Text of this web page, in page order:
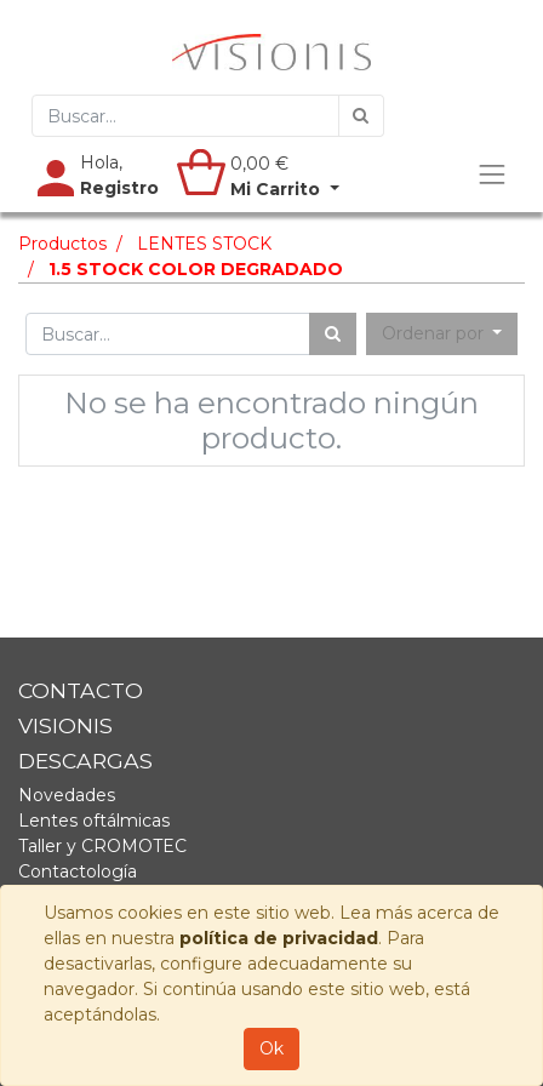
Usamos cookies en este sitio web. Lea más acerca de
ellas en nuestra política de privacidad. Para
desactivarlas, configure adecuadamente su
navegador. Si continúa usando este sitio web, está
aceptándolas.
Ok
Hola,
Registro
0,00 €
Mi Carrito
Productos
LENTES STOCK
1.5 STOCK COLOR DEGRADADO
Ordenar por
No se ha encontrado ningún
producto.
CONTACTO
VISIONIS
DESCARGAS
Novedades
Lentes oftálmicas
Taller y CROMOTEC
Contactología
Fornitura
Audiología
SÍGUENOS
Visionis Distribución S.L.
Aviso Legal -